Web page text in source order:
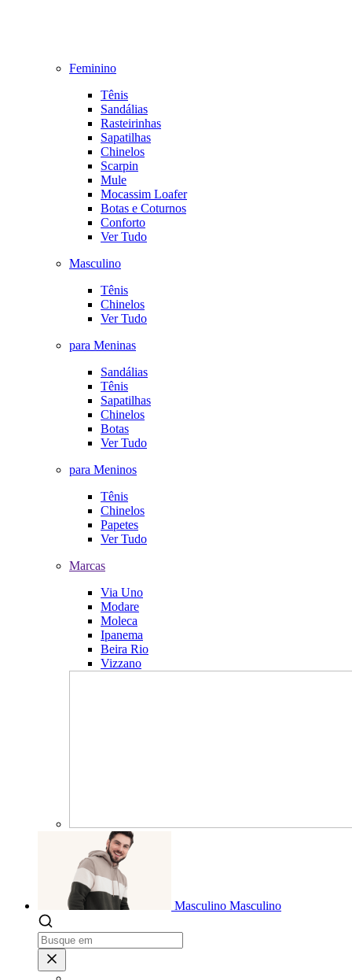
Feminino
Tênis
Sandálias
Rasteirinhas
Sapatilhas
Chinelos
Scarpin
Mule
Mocassim Loafer
Botas e Coturnos
Conforto
Ver Tudo
Masculino
Tênis
Chinelos
Ver Tudo
para Meninas
Sandálias
Tênis
Sapatilhas
Chinelos
Botas
Ver Tudo
para Meninos
Tênis
Chinelos
Papetes
Ver Tudo
Marcas
Via Uno
Modare
Moleca
Ipanema
Beira Rio
Vizzano
Masculino Masculino